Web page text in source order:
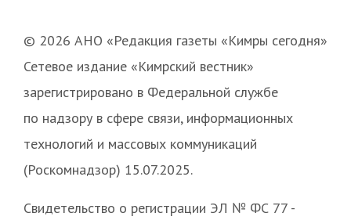
© 2026 АНО «Редакция газеты «Кимры сегодня»
Сетевое издание «Кимрский вестник»
зарегистрировано в Федеральной службе
по надзору в сфере связи, информационных
технологий и массовых коммуникаций
(Роскомнадзор) 15.07.2025.
Свидетельство о регистрации ЭЛ № ФС 77 -